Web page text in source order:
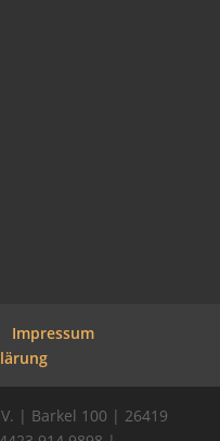
Impressum
| Barkel 100 | 26419